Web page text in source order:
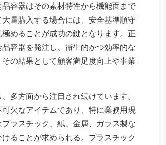
容器はその素材特性から機能面まで
量購入する場合には、安全基準順守
めることが成功の鍵となります。正
容器を発注し、衛生的かつ効率的な
の結果として顧客満足度向上や事業
多方面から注目され続けています。
欠なアイテムであり、特に業務用現
ラスチック、紙、金属、ガラス製な
ることが求められる。プラスチック